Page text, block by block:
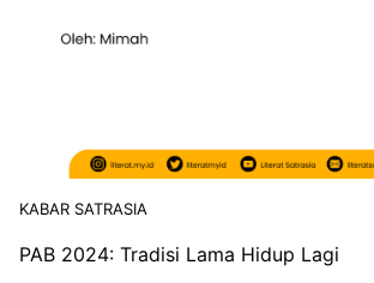
KABAR SATRASIA
PAB 2024: Tradisi Lama Hidup Lagi